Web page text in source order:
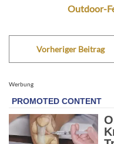
Outdoor-
Vorheriger Beitrag
Werbung